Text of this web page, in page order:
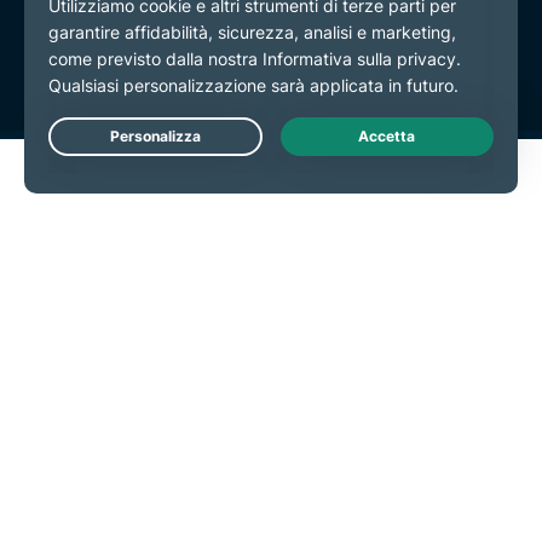
Termini di servizio
Preferenze cookie
Live Chat